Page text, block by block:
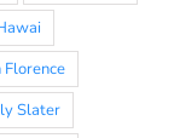
Florence
Slater